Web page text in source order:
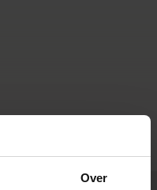
Over